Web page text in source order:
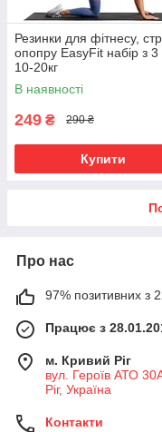
Резинки для фітнесу,
опопру EasyFit набір з 3
10-20кг
В наявності
249 ₴ 290 ₴
Купити
Про нас
97% позитивних з
Працює з
м. Кривий Ріг
вул. Героїв АТО
Ріг, Україна
Контакти